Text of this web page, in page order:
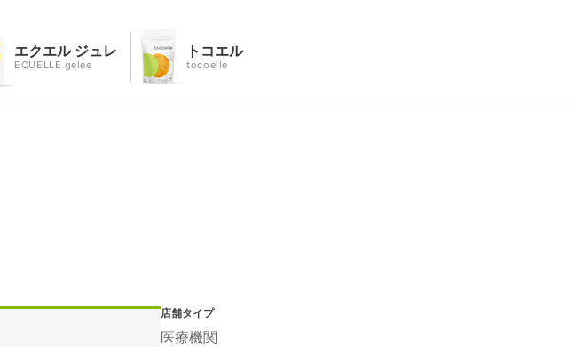
エクエル ジュレ
EQUELLE gelée
トコエル
tocoelle
店舗タイプ
医療機関